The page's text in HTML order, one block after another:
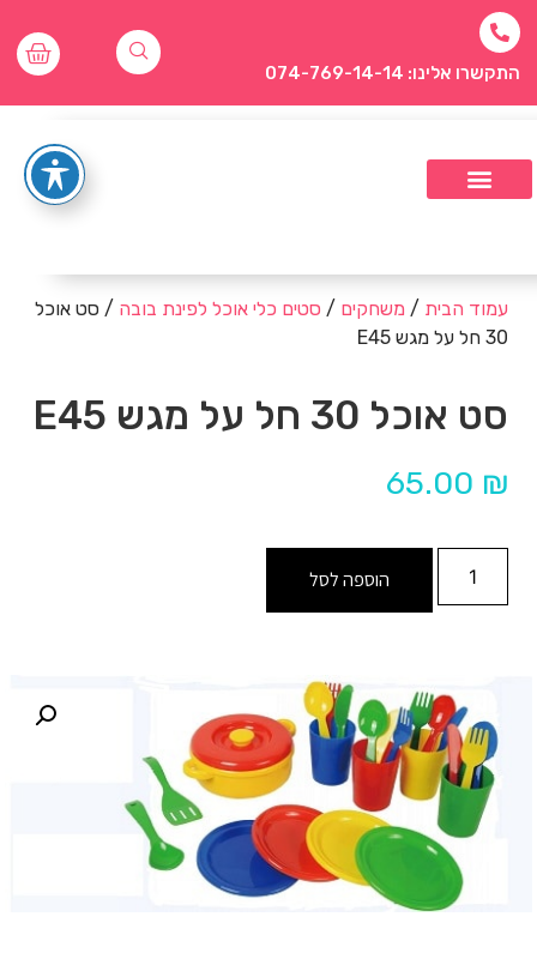
התקשרו אלינו: 074-769-14-14
עמוד הבית / משחקים / סטים כלי אוכל לפינת בובה / סט אוכל
30 חל על מגש E45
סט אוכל 30 חל על מגש E45
65.00 ₪
הוספה לסל